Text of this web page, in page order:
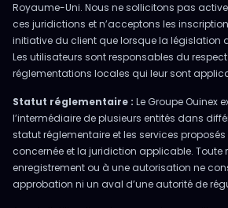
Royaume-Uni. Nous ne sollicitons pas
ces juridictions et n’acceptons les
initiative du client que lorsque la législation
Les utilisateurs sont responsables du
réglementations locales qui leur sont
Statut réglementaire : Le Groupe Ouinex
l’intermédiaire de plusieurs entités dans
statut réglementaire et les services proposés
concernée et la juridiction applicable. Toute
enregistrement ou à une autorisation ne
approbation ni un aval d’une autorité de